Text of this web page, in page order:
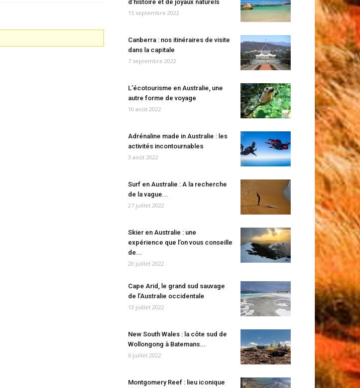
d’histoire et de joyaux naturels
15 septembre 2022
Canberra : nos itinéraires de visite
dans la capitale
7 septembre 2022
L’écotourisme en Australie, une
autre forme de voyage
10 août 2022
Adrénaline made in Australie : les
activités incontournables
3 août 2022
Surf en Australie : A la recherche
de la vague...
27 juillet 2022
Skier en Australie : une
expérience que l’on vous conseille
de...
20 juillet 2022
Cape Arid, le grand sud sauvage
de l’Australie occidentale
13 juillet 2022
New South Wales : la côte sud de
Wollongong à Batemans...
6 juillet 2022
Montgomery Reef : lieu iconique